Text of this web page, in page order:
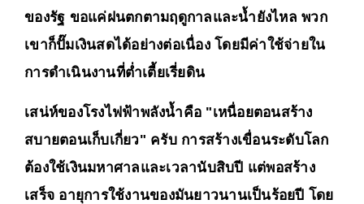
ของรัฐ ขอแค่ฝนตกตามฤดูกาลและน้ำยังไหล พวก
เขาก็ปั๊มเงินสดได้อย่างต่อเนื่อง โดยมีค่าใช้จ่ายใน
การดำเนินงานที่ต่ำเตี้ยเรี่ยดิน
เสน่ห์ของโรงไฟฟ้าพลังน้ำคือ "เหนื่อยตอนสร้าง
สบายตอนเก็บเกี่ยว" ครับ การสร้างเขื่อนระดับโลก
ต้องใช้เงินมหาศาลและเวลานับสิบปี แต่พอสร้าง
เสร็จ อายุการใช้งานของมันยาวนานเป็นร้อยปี โดย